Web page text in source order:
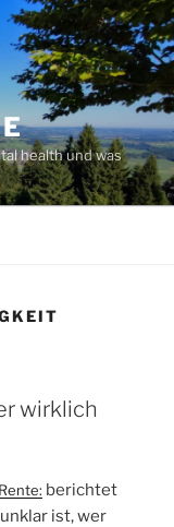
health und was
wirklich
berichtet
ist, wer